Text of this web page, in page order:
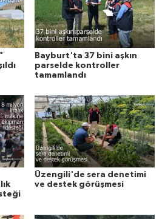
Bayburt'ta 37 bini aşkın
parselde kontroller
tamamlandı
Üzengili'de sera denetimi
ve destek görüşmesi